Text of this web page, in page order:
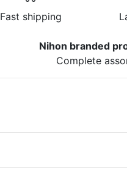
Fast shipping
Nihon branded
Complete